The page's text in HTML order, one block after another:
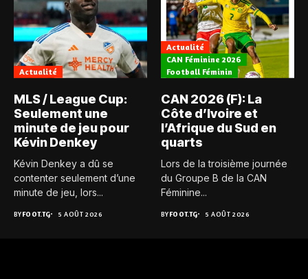
Actualité
MLS / League Cup:
Seulement une
minute de jeu pour
Kévin Denkey
Kévin Denkey a dû se
contenter seulement d’une
minute de jeu, lors...
BYFOOT.TG 5 AOÛT 2026
Actualité
CAN Féminine 2026
Football Féminin
CAN 2026 (F): La
Côte d’Ivoire et
l’Afrique du Sud en
quarts
Lors de la troisième journée
du Groupe B de la CAN
Féminine...
BYFOOT.TG 5 AOÛT 2026